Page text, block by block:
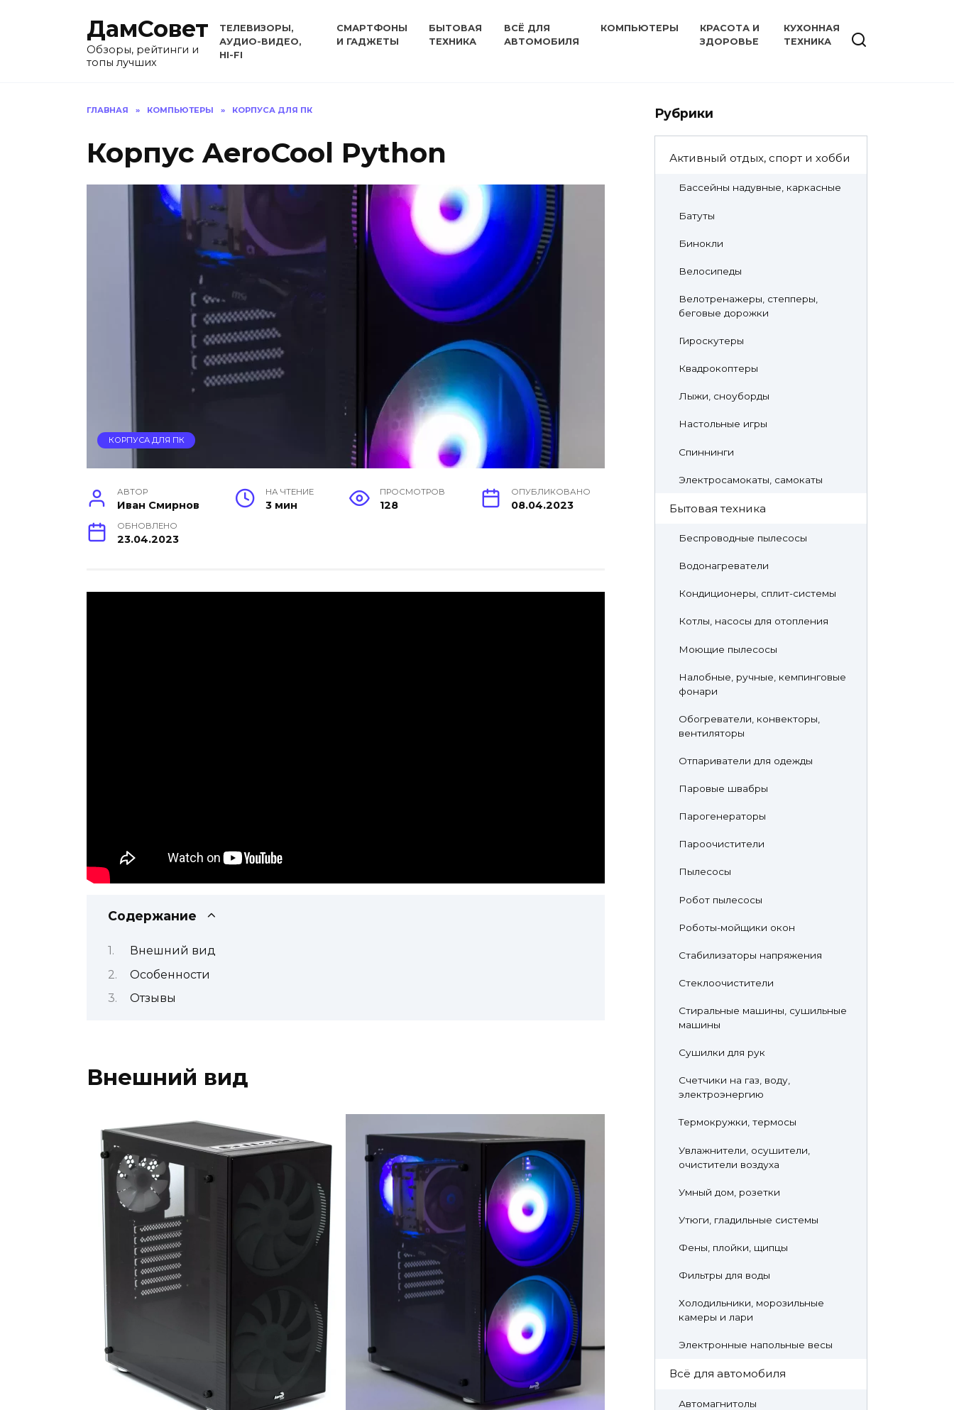
ДамСовет
Обзоры, рейтинги и
топы лучших
ТЕЛЕВИЗОРЫ,
АУДИО-ВИДЕО,
HI-FI
СМАРТФОНЫ
И ГАДЖЕТЫ
БЫТОВАЯ
ТЕХНИКА
ВСЁ ДЛЯ
АВТОМОБИЛЯ
КОМПЬЮТЕРЫ
КРАСОТА И
ЗДОРОВЬЕ
КУХОННАЯ
ТЕХНИКА
ГЛАВНАЯ » КОМПЬЮТЕРЫ » КОРПУСА ДЛЯ ПК
Корпус AeroCool Python
КОРПУСА ДЛЯ ПК
АВТОР
Иван Смирнов
НА ЧТЕНИЕ
3 мин
ПРОСМОТРОВ
128
ОПУБЛИКОВАНО
08.04.2023
ОБНОВЛЕНО
23.04.2023
Содержание
Внешний вид
Особенности
Отзывы
Внешний вид
Рубрики
Активный отдых, спорт и хобби
Бассейны надувные, каркасные
Батуты
Бинокли
Велосипеды
Велотренажеры, степперы,
беговые дорожки
Гироскутеры
Квадрокоптеры
Лыжи, сноуборды
Настольные игры
Спиннинги
Электросамокаты, самокаты
Бытовая техника
Беспроводные пылесосы
Водонагреватели
Кондиционеры, сплит-системы
Котлы, насосы для отопления
Моющие пылесосы
Налобные, ручные, кемпинговые
фонари
Обогреватели, конвекторы,
вентиляторы
Отпариватели для одежды
Паровые швабры
Парогенераторы
Пароочистители
Пылесосы
Робот пылесосы
Роботы-мойщики окон
Стабилизаторы напряжения
Стеклоочистители
Стиральные машины, сушильные
машины
Сушилки для рук
Счетчики на газ, воду,
электроэнергию
Термокружки, термосы
Увлажнители, осушители,
очистители воздуха
Умный дом, розетки
Утюги, гладильные системы
Фены, плойки, щипцы
Фильтры для воды
Холодильники, морозильные
камеры и лари
Электронные напольные весы
Всё для автомобиля
Автомагнитолы